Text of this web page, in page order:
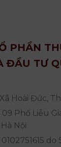
PHẦN
ĐẦU TƯ
Hoài Đức,
09 Phố Liễu
Nội
0102751615 do